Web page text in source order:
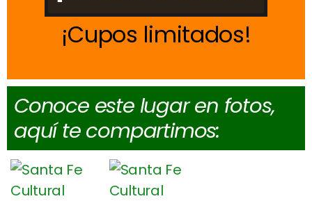
Cupos limitados
Conoce este lugar en fotos,
aquí te compartimos: